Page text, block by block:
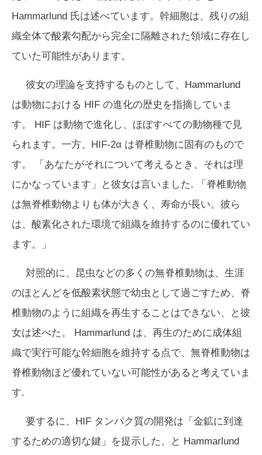
Hammarlund 氏は述べています。幹細胞は、残りの組
織全体で酸素勾配から完全に隔離された領域に存在し
ていた可能性があります。
彼女の理論を支持するものとして、Hammarlund
は動物における HIF の進化の歴史を指摘していま
す。 HIF は動物で進化し、ほぼすべての動物種で見
られます。一方、HIF-2α は脊椎動物に固有のもので
す。 「あなたがそれについて考えるとき、それは理
にかなっています」と彼女は言いました. 「脊椎動物
は無脊椎動物よりも体が大きく、寿命が長い。彼ら
は、酸素化された環境で組織を維持するのに優れてい
ます。」
対照的に、昆虫などの多くの無脊椎動物は、生涯
のほとんどを低酸素状態で幼虫として過ごすため、脊
椎動物のように組織を再生することはできない、と彼
女は述べた。 Hammarlund は、再生のために成体組
織で実行可能な幹細胞を維持する点で、無脊椎動物は
脊椎動物ほど優れていない可能性があると考えていま
す.
要するに、HIF タンパク質の開発は「金鉱に到達
するための適切な鍵」を提示した、と Hammarlund